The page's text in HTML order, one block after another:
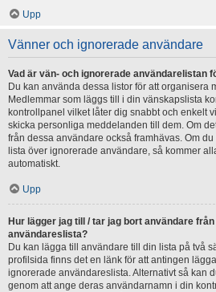
Upp
Vänner och ignorerade användare
Vad är vän- och ignorerade användarelistan
Du kan använda dessa listor för att organisera
Medlemmar som läggs till i din vänskapslista
kontrollpanel vilket låter dig snabbt och enkelt
skicka personliga meddelanden till dem. Om
från dessa användare också framhävas. Om
lista över ignorerade användare, så kommer
automatiskt.
Upp
Hur lägger jag till / tar jag bort användare
användareslista?
Du kan lägga till användare till din lista på två
profilsida finns det en länk för att antingen
ignorerade användareslista. Alternativt så kan
genom att ange deras användarnamn i din